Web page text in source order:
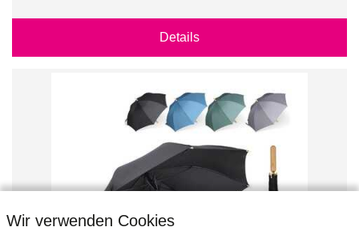
Details
Wir verwenden Cookies